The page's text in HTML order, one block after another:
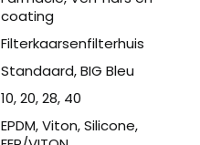
coating
Filterkaarsenfilterhuis
Standaard, BIG Bleu
10, 20, 28, 40
EPDM, Viton, Silicone,